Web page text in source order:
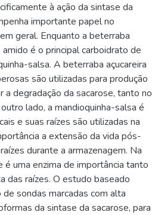
à ação da sintase da
importante papel no
geral. Enquanto a beterraba
amido é o principal carboidrato de
salsa. A beterraba açucareira
são utilizadas para produção
degradação da sacarose, tanto no
lado, a mandioquinha-salsa é
e suas raízes são utilizadas na
a extensão da vida pós-
durante a armazenagem. Na
é uma enzima de importância tanto
das raízes. O estudo baseado
sondas marcadas com alta
da sintase da sacarose, para